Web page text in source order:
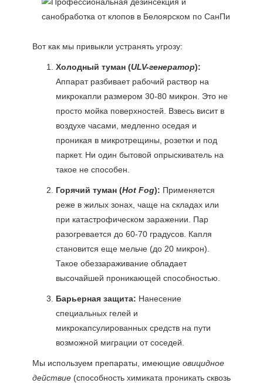
Вот как мы привыкли устранять угрозу:
Холодный туман (ULV-генератор):
Аппарат разбивает рабочий раствор на
микрокапли размером 30-80 микрон. Это не
просто мойка поверхностей. Взвесь висит в
воздухе часами, медленно оседая и
проникая в микротрещины, розетки и под
паркет. Ни один бытовой опрыскиватель на
такое не способен.
Горячий туман (Hot Fog): Применяется
реже в жилых зонах, чаще на складах или
при катастрофическом заражении. Пар
разогревается до 60-70 градусов. Капля
становится еще мельче (до 20 микрон).
Такое обеззараживание обладает
высочайшей проникающей способностью.
Барьерная защита: Нанесение
специальных гелей и
микрокапсулированных средств на пути
возможной миграции от соседей.
Мы используем препараты, имеющие овицидное
действие(способность химиката проникать сквозь